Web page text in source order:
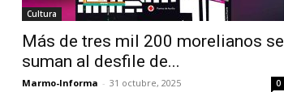
Cultura
Más de tres mil 200 morelianos se
suman al desfile de...
Marmo-Informa - 31 octubre, 2025 0